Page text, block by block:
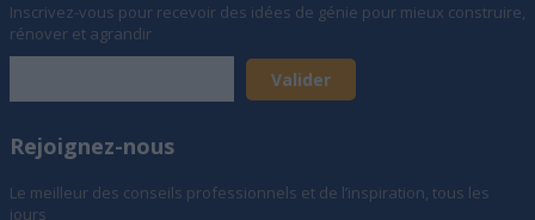
Inscrivez-vous pour recevoir des idées de génie pour mieux construire,
rénover et agrandir
Rejoignez-nous
Le meilleur des conseils professionnels et de l’inspiration, tous les
jours